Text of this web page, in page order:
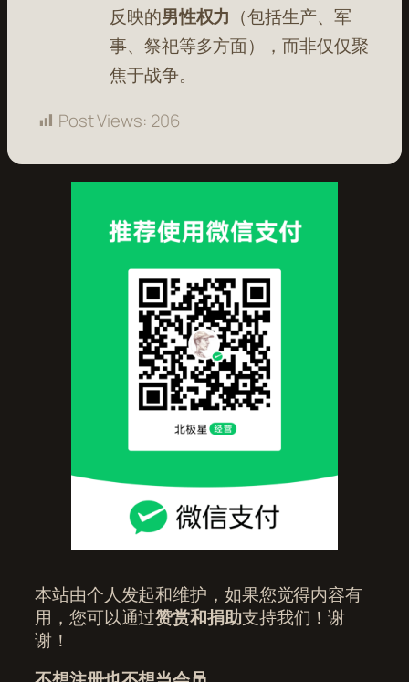
反映的男性权力 （包括生产、军
事、祭祀等多方面），而非仅仅聚
焦于战争。
Post Views: 206
本站由个人发起和维护，如果您觉得内容有
用，您可以通过赞赏和捐助支持我们！谢
谢！